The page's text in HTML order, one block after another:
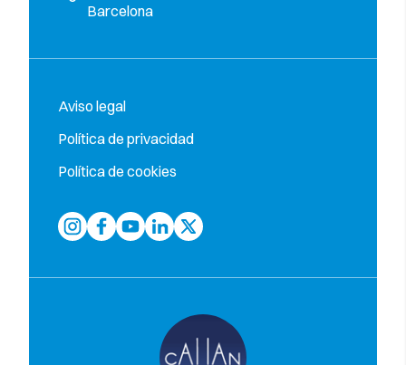
Barcelona
Aviso legal
Política de privacidad
Política de cookies